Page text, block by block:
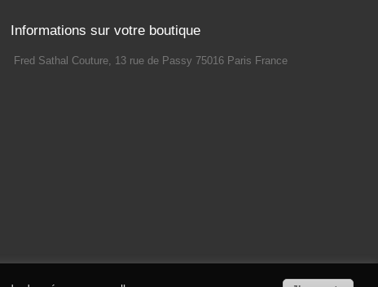
Informations sur votre boutique
Fred Sathal Couture, 13 rue de Passy 75016 Paris France